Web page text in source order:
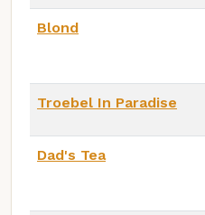
Blond
Troebel In Paradise
Dad's Tea